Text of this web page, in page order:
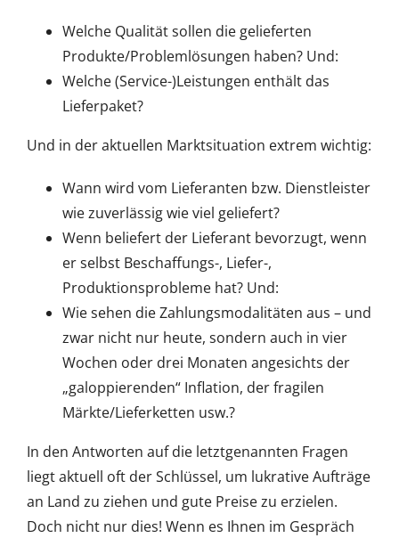
Welche Qualität sollen die gelieferten
Produkte/Problemlösungen haben? Und:
Welche (Service-)Leistungen enthält das
Lieferpaket?
Und in der aktuellen Marktsituation extrem wichtig:
Wann wird vom Lieferanten bzw. Dienstleister
wie zuverlässig wie viel geliefert?
Wenn beliefert der Lieferant bevorzugt, wenn
er selbst Beschaffungs-, Liefer-,
Produktionsprobleme hat? Und:
Wie sehen die Zahlungsmodalitäten aus – und
zwar nicht nur heute, sondern auch in vier
Wochen oder drei Monaten angesichts der
„galoppierenden“ Inflation, der fragilen
Märkte/Lieferketten usw.?
In den Antworten auf die letztgenannten Fragen
liegt aktuell oft der Schlüssel, um lukrative Aufträge
an Land zu ziehen und gute Preise zu erzielen.
Doch nicht nur dies! Wenn es Ihnen im Gespräch